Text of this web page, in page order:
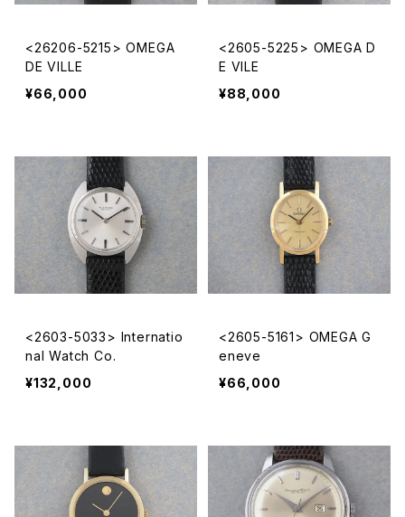
<26206-5215> OMEGA
DE VILLE
¥66,000
<2605-5225> OMEGA D
E VILE
¥88,000
<2603-5033> Internatio
nal Watch Co.
¥132,000
<2605-5161> OMEGA G
eneve
¥66,000